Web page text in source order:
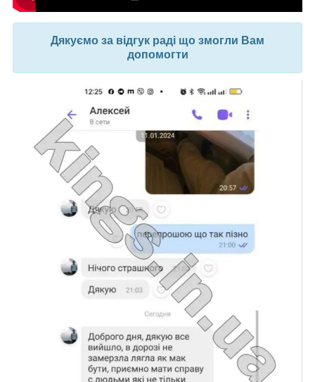
Дякуємо за відгук раді що змогли Вам
допомогти